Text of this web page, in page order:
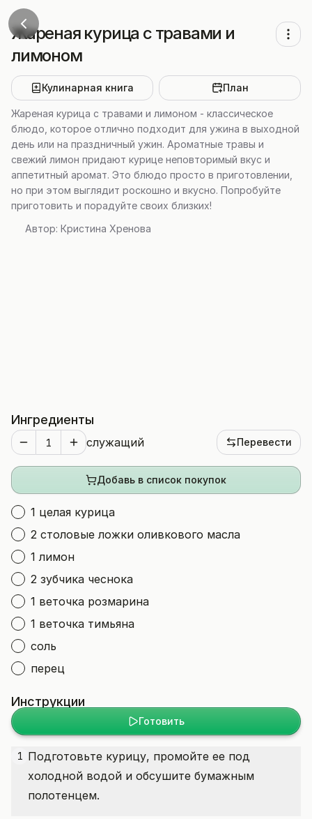
Жареная курица с травами и
лимоном
Кулинарная книга План
Жареная курица с травами и лимоном - классическое
блюдо, которое отлично подходит для ужина в выходной
день или на праздничный ужин. Ароматные травы и
свежий лимон придают курице неповторимый вкус и
аппетитный аромат. Это блюдо просто в приготовлении,
но при этом выглядит роскошно и вкусно. Попробуйте
приготовить и порадуйте своих близких!
Автор: Кристина Хренова
Ингредиенты
служащий Перевести
Добавь в список покупок
1 целая курица
2 столовые ложки оливкового масла
1 лимон
2 зубчика чеснока
1 веточка розмарина
1 веточка тимьяна
соль
перец
Инструкции
Готовить
1 Подготовьте курицу, промойте ее под
холодной водой и обсушите бумажным
полотенцем.